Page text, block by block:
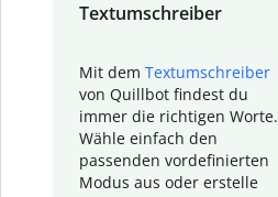
Textumschreiber
Mit dem Textumschreiber
von Quillbot findest du
immer die richtigen Worte.
Wähle einfach den
passenden vordefinierten
Modus aus oder erstelle